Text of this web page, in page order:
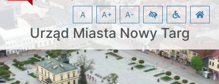
Urząd Miasta Nowy Targ
A A+ A-